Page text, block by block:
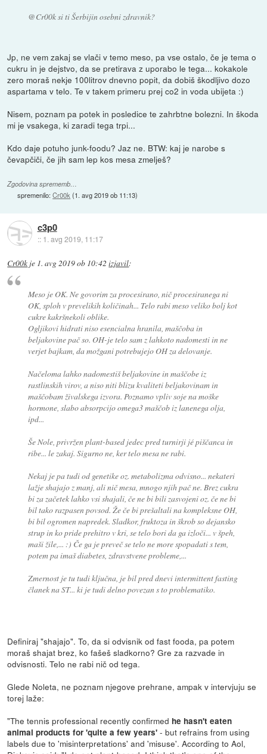
@Cr00k si ti Šerbijin osebni zdravnik?
Jp, ne vem zakaj se vlači v temo meso, pa vse ostalo, če je tema o
cukru in je dejstvo, da se pretirava z uporabo le tega... kokakole
zero moraš nekje 100litrov dnevno popit, da dobiš škodljivo dozo
aspartama v telo. Te v takem primeru prej co2 in voda ubijeta :)
Nisem, poznam pa potek in posledice te zahrbtne bolezni. In škoda
mi je vsakega, ki zaradi tega trpi...
Kdo daje potuho junk-foodu? Jaz ne. BTW: kaj je narobe s
čevapčiči, če jih sam lep kos mesa zmelješ?
Zgodovina sprememb…
spremenilo:Cr00k (1. avg 2019 ob 11:13)
c3p0
:: 1. avg 2019, 11:17
Cr00k je 1. avg 2019 ob 10:42 izjavil:
Meso je OK. Ne govorim za procesirano, nič procesiranega ni
OK, sploh v prevelikih količinah... Telo rabi meso veliko bolj kot
cukre kakršnekoli oblike.
Ogljikovi hidrati niso esencialna hranila, maščoba in
beljakovine pač so. OH-je telo sam z lahkoto nadomesti in ne
verjet bajkam, da možgani potrebujejo OH za delovanje.
Načeloma lahko nadomestiš beljakovine in maščobe iz
rastlinskih virov, a niso niti blizu kvaliteti beljakovinam in
maščobam živalskega izvora. Poznamo vpliv soje na moške
hormone, slabo absorpcijo omega3 maščob iz lanenega olja,
ipd...
Še Nole, privržen plant-based jedec pred turnirji jé piščanca in
ribe... le zakaj. Sigurno ne, ker telo mesa ne rabi.
Nekaj je pa tudi od genetike oz. metabolizma odvisno... nekateri
lažje shajajo z manj, ali nič mesa, mnogo njih pač ne. Brez cukra
bi za začetek lahko vsi shajali, če ne bi bili zasvojeni oz. če ne bi
bil tako razpasen povsod. Že če bi prešaltali na kompleksne OH,
bi bil ogromen napredek. Sladkor, fruktoza in škrob so dejansko
strup in ko pride prehitro v kri, se telo bori da ga izloči... v špeh,
maši žile,... :) Če ga je preveč se telo ne more spopadati s tem,
potem pa imaš diabetes, zdravstvene probleme,...
Zmernost je tu tudi ključna, je bil pred dnevi intermittent fasting
članek na ST... ki je tudi delno povezan s to problematiko.
Definiraj "shajajo". To, da si odvisnik od fast fooda, pa potem
moraš shajat brez, ko fašeš sladkorno? Gre za razvade in
odvisnosti. Telo ne rabi nič od tega.
Glede Noleta, ne poznam njegove prehrane, ampak v intervjuju se
torej laže:
"The tennis professional recently confirmed he hasn't eaten
animal products for 'quite a few years' - but refrains from using
labels due to 'misinterpretations' and 'misuse'. According to Aol,